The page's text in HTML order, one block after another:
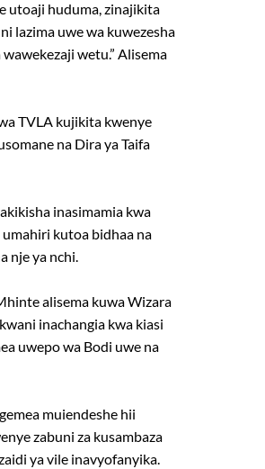
utoaji huduma, zinajikita
lazima uwe wa kuwezesha
wetu.” Alisema
TVLA kujikita kwenye
na Dira ya Taifa
inasimamia kwa
kutoa bidhaa na
nje ya nchi.
alisema kuwa Wizara
inachangia kwa kiasi
uwepo wa Bodi uwe na
muiendeshe hii
zabuni za kusambaza
ya vile inavyofanyika.